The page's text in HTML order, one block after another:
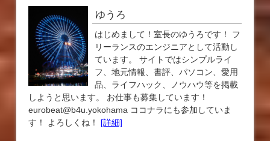
ゆうろ
はじめまして！室長のゆうろです！ フ
リーランスのエンジニアとして活動し
ています。 サイトではシンプルライ
フ、地元情報、書評、パソコン、愛用
品、ライフハック、ノウハウ等を掲載
しようと思います。 お仕事も募集しています！
eurobeat@b4u.yokohama ココナラにも参加していま
す！ よろしくね！
[詳細]